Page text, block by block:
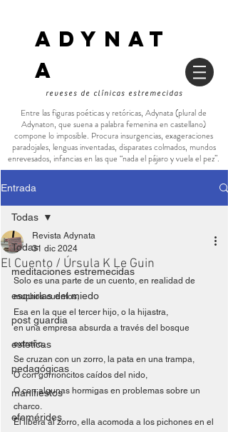
ADYNAT
a
reveses de clínicas estremecidas
Entre las figuras poéticas y retóricas, Adynata (plural de
Adynaton, que suena a palabra femenina en castellano)
compone lo imposible. Procura insurgencias, exageraciones
paradojales, lenguas inventadas, disparates colmados, mundos
enrevesados, infancias en las que “nada el pájaro y vuela el pez”.
Entrada
Todas
meditaciones estremecidas
esquirlas del miedo
post guardia
esteticas
pedagógicas
manifiestos
efemérides
Todas
El Cuento / Úrsula K Le Guin
Revista Adynata
31 dic 2024
Solo es una parte de un cuento, en realidad de
muchos cuentos,
Esa en la que el tercer hijo, o la hijastra,
en una empresa absurda a través del bosque
extraño,
Se cruzan con un zorro, la pata en una trampa,
O con gorrioncitos caídos del nido,
O con algunas hormigas en problemas sobre un
charco.
Él libera al zorro, ella acomoda a los pichones en el